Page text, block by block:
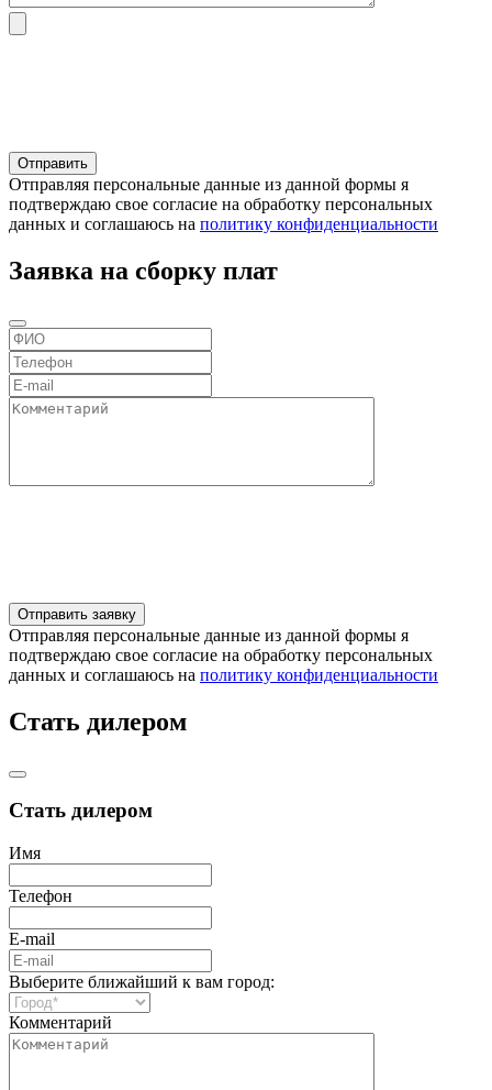
Отправляя персональные данные из данной формы я
подтверждаю свое согласие на обработку персональных
данных и соглашаюсь на политику конфиденциальности
Заявка на сборку плат
Отправляя персональные данные из данной формы я
подтверждаю свое согласие на обработку персональных
данных и соглашаюсь на политику конфиденциальности
Стать дилером
Стать дилером
Имя
Телефон
E-mail
Выберите ближайший к вам город:
Комментарий